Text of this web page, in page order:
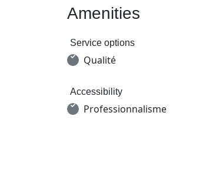
Amenities
Service options
Qualité
Accessibility
Professionnalisme